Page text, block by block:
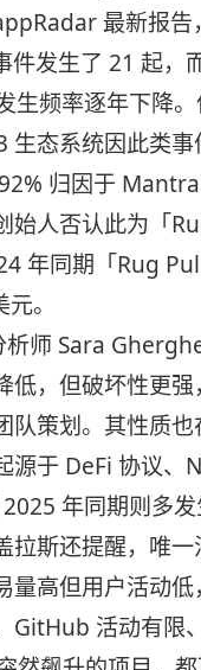
最新报告
件发生了 21 起，
生频率逐年下降
生态系统因此类
归因于
始人否认此为「
年同期「Rug
。
师 Sara
低，但破坏性更
队策划。其性质
源于 DeFi 协议、
年同期则多
拉斯还提醒，唯
量高但用户活动
GitHub 活动有限